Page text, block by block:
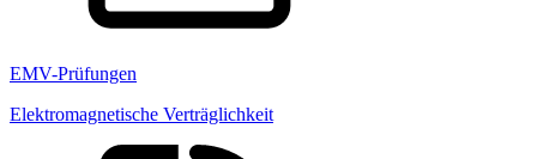
EMV-Prüfungen
Elektromagnetische Verträglichkeit